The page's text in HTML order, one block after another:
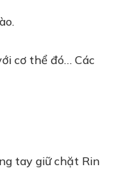
cơ thể đó… Các
tay giữ chặt Rin